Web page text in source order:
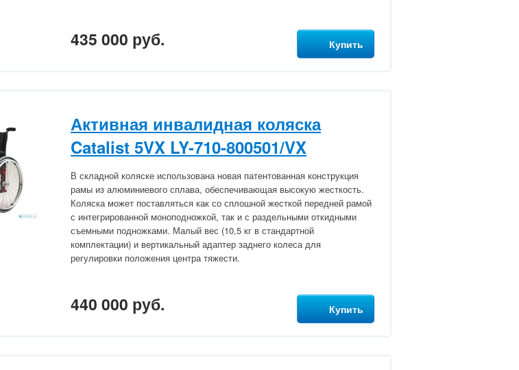
435 000 руб. Купить
Активная инвалидная коляска
Catalist 5VX LY-710-800501/VX
В складной коляске использована новая патентованная конструкция
рамы из алюминиевого сплава, обеспечивающая высокую жесткость.
Коляска может поставляться как со сплошной жесткой передней рамой
с интегрированной моноподножкой, так и с раздельными откидными
съемными подножками. Малый вес (10,5 кг в стандартной
комплектации) и вертикальный адаптер заднего колеса для
регулировки положения центра тяжести.
440 000 руб. Купить